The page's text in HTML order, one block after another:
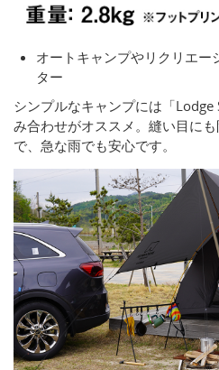
オートキャンプやリクリエ
ター
シンプルなキャンプには「
み合わせがオススメ。縫い目に
で、急な雨でも安心です。